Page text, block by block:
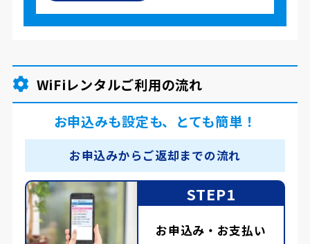
WiFiレンタルご利用の流れ
お申込みも設定も、とても簡単！
お申込みからご返却までの流れ
STEP1
お申込み・お支払い